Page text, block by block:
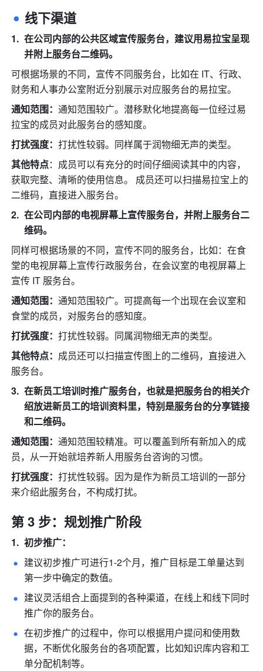
线下渠道
在公司内部的公共区域宣传服务台，建议用易拉宝呈现
并附上服务台二维码。
可根据场景的不同，宣传不同服务台，比如在 IT、行政、
财务和人事办公室附近分别展示对应服务台的易拉宝。
通知范围：通知范围较广。潜移默化地提高每一位经过易
拉宝的成员对此服务台的感知度。
打扰强度：打扰性较弱。同样属于润物细无声的类型。
其他特点：成员可以有充分的时间仔细阅读其中的内容，
获取完整、清晰的使用信息。 成员还可以扫描易拉宝上的
二维码，直接进入服务台。
在公司内部的电视屏幕上宣传服务台，并附上服务台二
维码。
同样可根据场景的不同，宣传不同的服务台，比如：在食
堂的电视屏幕上宣传行政服务台，在会议室的电视屏幕上
宣传 IT 服务台。
通知范围：通知范围较广。可提高每一个出现在会议室和
食堂的成员，对服务台的感知度。
打扰强度：打扰性较弱。同属润物细无声的类型。
其他特点： 成员还可以扫描宣传图上的二维码，直接进入
服务台。
在新员工培训时推广服务台，也就是把服务台的相关介
绍放进新员工的培训资料里，特别是服务台的分享链接
和二维码。
通知范围：通知范围较精准。可以覆盖到所有新加入的成
员，从一开始就培养新人用服务台咨询的习惯。
打扰强度：打扰性较弱。因为是作为新员工培训的一部分
来介绍此服务台，不构成打扰。
第 3 步：规划推广阶段
初步推广：
建议初步推广可进行1-2个月，推广目标是工单量达到
第一步中确定的数值。
建议灵活组合上面提到的各种渠道，在线上和线下同时
推广你的服务台。
在初步推广的过程中，你可以根据用户提问和使用数
据，不断优化服务台的各项配置，比如知识库内容和工
单分配机制等。